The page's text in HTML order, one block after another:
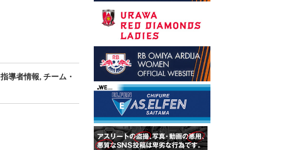
指導者情報, チーム・